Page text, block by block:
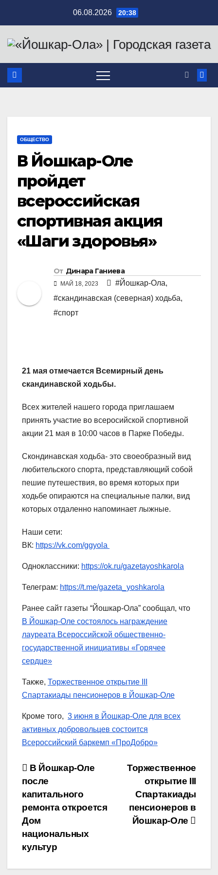
содержимому
06.08.2026 20:38
ОБЩЕСТВО
В Йошкар-Оле
пройдет
всероссийская
спортивная акция
«Шаги здоровья»
От Динара Ганиева
МАЙ 18, 2023 #Йошкар-Ола,
#скандинавская (северная) ходьба,
#спорт
21 мая отмечается Всемирный день
скандинавской ходьбы.
Всех жителей нашего города приглашаем
принять участие во всеросийской спортивной
акции 21 мая в 10:00 часов в Парке Победы.
Скондинавская ходьба- это своеобразный вид
любительского спорта, представляющий собой
пешие путешествия, во время которых при
ходьбе опираются на специальные палки, вид
которых отдаленно напоминает лыжные.
Наши сети:
ВК: https://vk.com/ggyola
Одноклассники: https://ok.ru/gazetayoshkarola
Телеграм: https://t.me/gazeta_yoshkarola
Ранее сайт газеты “Йошкар-Ола” сообщал, что
В Йошкар-Оле состоялось награждение
лауреата Всероссийской общественно-
государственной инициативы «Горячее
сердце»
Также, Торжественное открытие III
Спартакиады пенсионеров в Йошкар-Оле
Кроме того, 3 июня в Йошкар-Оле для всех
активных добровольцев состоится
Всероссийский баркемп «ПроДобро»
Навигация
по
записям
Торжественное
открытие III
Спартакиады
пенсионеров в
Йошкар-Оле
В Йошкар-Оле
после
капитального
ремонта откроется
Дом
национальных
культур